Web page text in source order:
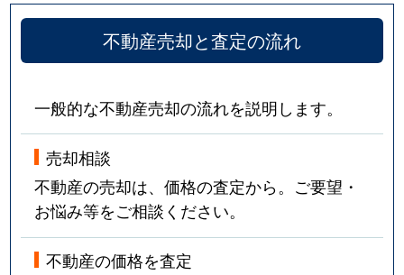
不動産売却と査定の流れ
一般的な不動産売却の流れを説明します。
売却相談
不動産の売却は、価格の査定から。ご要望・
お悩み等をご相談ください。
不動産の価格を査定